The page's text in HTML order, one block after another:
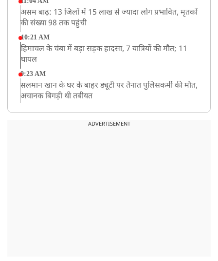
असम बाढ़: 13 जिलों में 15 लाख से ज्यादा लोग प्रभावित, मृतकों
की संख्या 98 तक पहुंची
10:21 AM
हिमाचल के चंबा में बड़ा सड़क हादसा, 7 यात्रियों की मौत; 11
घायल
9:23 AM
सलमान खान के घर के बाहर ड्यूटी पर तैनात पुलिसकर्मी की मौत,
अचानक बिगड़ी थी तबीयत
देश के कई हिस्सों में भारी बारिश के आसार, मौसम विभाग ने
ADVERTISEMENT